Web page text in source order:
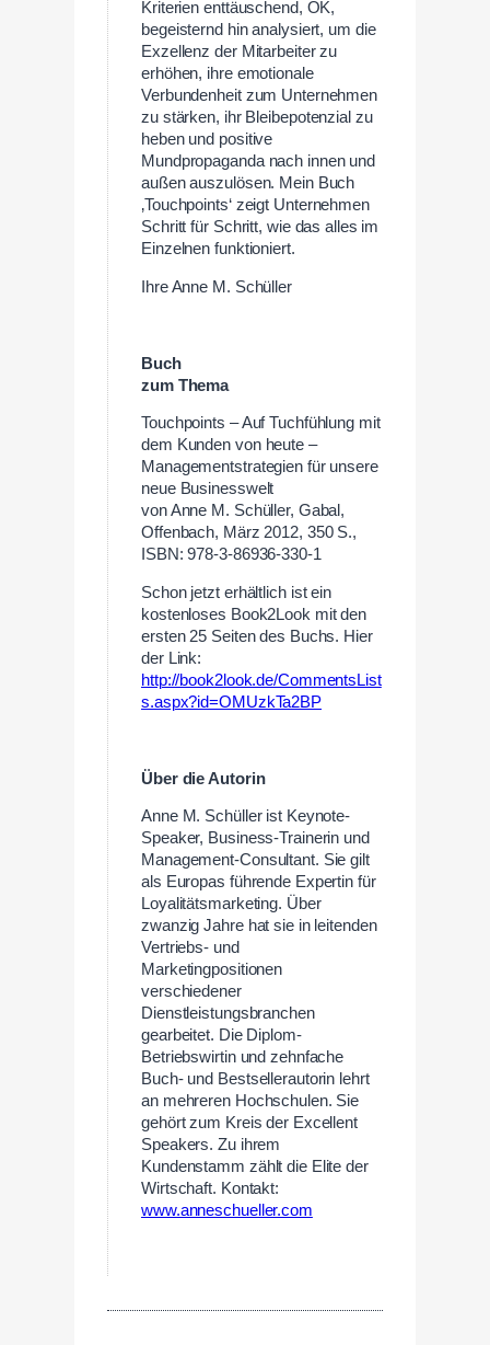
Kriterien enttäuschend, OK,
begeisternd hin analysiert, um die
Exzellenz der Mitarbeiter zu
erhöhen, ihre emotionale
Verbundenheit zum Unternehmen
zu stärken, ihr Bleibepotenzial zu
heben und positive
Mundpropaganda nach innen und
außen auszulösen. Mein Buch
‚Touchpoints‘ zeigt Unternehmen
Schritt für Schritt, wie das alles im
Einzelnen funktioniert.
Ihre Anne M. Schüller
Buch
zum Thema
Touchpoints – Auf Tuchfühlung mit
dem Kunden von heute –
Managementstrategien für unsere
neue Businesswelt
von Anne M. Schüller, Gabal,
Offenbach, März 2012, 350 S.,
ISBN: 978-3-86936-330-1
Schon jetzt erhältlich ist ein
kostenloses Book2Look mit den
ersten 25 Seiten des Buchs. Hier
der Link:
http://book2look.de/CommentsList
s.aspx?id=OMUzkTa2BP
Über die Autorin
Anne M. Schüller ist Keynote-
Speaker, Business-Trainerin und
Management-Consultant. Sie gilt
als Europas führende Expertin für
Loyalitätsmarketing. Über
zwanzig Jahre hat sie in leitenden
Vertriebs- und
Marketingpositionen
verschiedener
Dienstleistungsbranchen
gearbeitet. Die Diplom-
Betriebswirtin und zehnfache
Buch- und Bestsellerautorin lehrt
an mehreren Hochschulen. Sie
gehört zum Kreis der Excellent
Speakers. Zu ihrem
Kundenstamm zählt die Elite der
Wirtschaft. Kontakt:
www.anneschueller.com